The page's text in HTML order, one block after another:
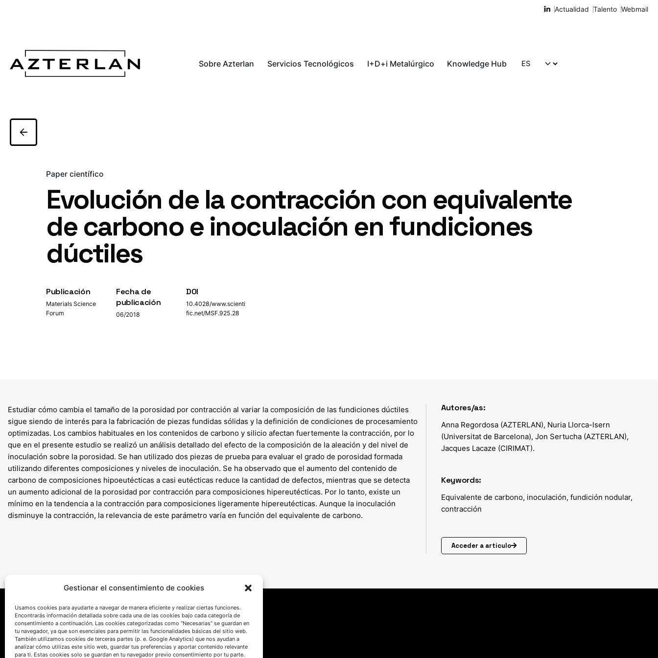
Gestionar el consentimiento de cookies
Usamos cookies para ayudarte a navegar de manera eficiente y realizar ciertas funciones.
Encontrarás información detallada sobre cada una de las cookies bajo cada categoría de
consentimiento a continuación. Las cookies categorizadas como “Necesarias” se guardan en
tu navegador, ya que son esenciales para permitir las funcionalidades básicas del sitio web.
También utilizamos cookies de terceras partes (p. e. Google Analytics) que nos ayudan a
analizar cómo utilizas este sitio web, guardar tus preferencias y aportar contenido relevante
para ti. Estas cookies solo se guardan en tu navegador previo consentimiento por tu parte.
Actualidad Talento Webmail
Sobre Azterlan Servicios Tecnológicos I+D+i Metalúrgico Knowledge Hub
Paper científico
Evolución de la contracción con equivalente
de carbono e inoculación en fundiciones
dúctiles
Publicación
Materials Science
Forum
Fecha de
publicación
06/2018
DOI
10.4028/www.scienti
fic.net/MSF.925.28
Estudiar cómo cambia el tamaño de la porosidad por contracción al variar la composición de las fundiciones dúctiles
sigue siendo de interés para la fabricación de piezas fundidas sólidas y la definición de condiciones de procesamiento
optimizadas. Los cambios habituales en los contenidos de carbono y silicio afectan fuertemente la contracción, por lo
que en el presente estudio se realizó un análisis detallado del efecto de la composición de la aleación y del nivel de
inoculación sobre la porosidad. Se han utilizado dos piezas de prueba para evaluar el grado de porosidad formada
utilizando diferentes composiciones y niveles de inoculación. Se ha observado que el aumento del contenido de
carbono de composiciones hipoeutécticas a casi eutécticas reduce la cantidad de defectos, mientras que se detecta
un aumento adicional de la porosidad por contracción para composiciones hipereutécticas. Por lo tanto, existe un
mínimo en la tendencia a la contracción para composiciones ligeramente hipereutécticas. Aunque la inoculación
disminuye la contracción, la relevancia de este parámetro varía en función del equivalente de carbono.
Autores/as:
Anna Regordosa (AZTERLAN), Nuria Llorca-lsern
(Universitat de Barcelona), Jon Sertucha (AZTERLAN),
Jacques Lacaze (CIRIMAT).
Keywords:
Equivalente de carbono, inoculación, fundición nodular,
contracción
Acceder a artículo